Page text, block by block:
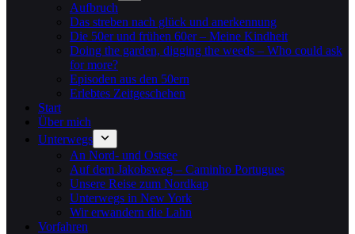
Aufbruch
Das streben nach glück und anerkennung
Die 50er und frühen 60er – Meine Kindheit
Doing the garden, digging the weeds – Who could ask
for more?
Episoden aus den 50ern
Erlebtes Zeitgeschehen
Start
Über mich
Unterwegs
An Nord- und Ostsee
Auf dem Jakobsweg – Caminho Portugues
Unsere Reise zum Nordkap
Unterwegs in New York
Wir erwandern die Lahn
Vorfahren